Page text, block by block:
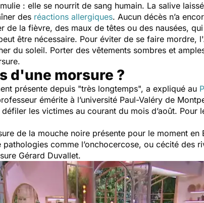
: elle se nourrit de sang humain. La salive
des réactions allergiques. Aucun décès n’a
de la fièvre, des maux de têtes ou des nausées,
être nécessaire. Pour éviter de se faire mordre,
du soleil. Porter des vêtements sombres et
d'une morsure ?
présente depuis "très longtemps", a expliqué au
émérite à l’université Paul-Valéry de
les victimes au courant du mois d’août. Pour
de la mouche noire présente pour le moment en
pathologies comme l’onchocercose, ou cécité des
Gérard Duvallet.